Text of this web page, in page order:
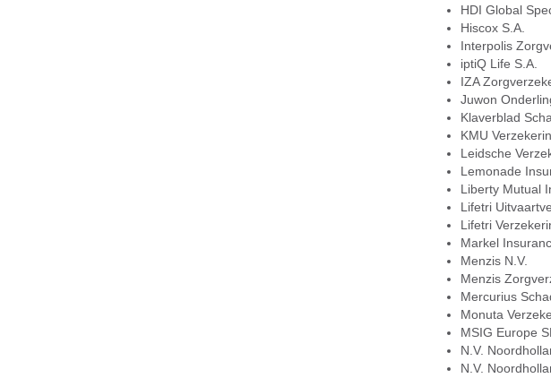
HDI Global
Hiscox S.A.
Interpolis
iptiQ Life S.A.
IZA
Juwon
Klaverblad
KMU
Leidsche
Lemonade
Liberty Mutual
Lifetri
Lifetri
Markel
Menzis N.V.
Menzis
Mercurius
Monuta
MSIG Europe
N.V.
N.V.